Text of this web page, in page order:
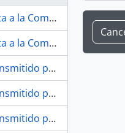
la Universidad Santa María
la Universidad Santa María
a Embajada de Chile en Italia
a la Embajada de Chile en Italia
de Relaciones Exteriores